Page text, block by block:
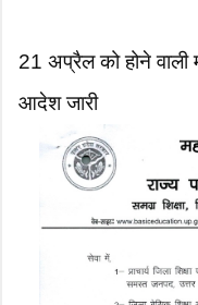
21 अप्रैल को होने
आदेश जारी